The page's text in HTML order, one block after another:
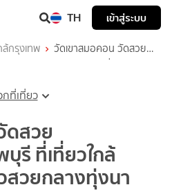
TH เข้าสู่ระบบ
ล้กรุงเทพ
วัดเขาสมอคอน วัดสวย
งเทพ จุดชมวิวสวยกลางทุ่งนา
กที่เที่ยว
ดสวย
รี ที่เที่ยวใกล้
สวยกลางทุ่งนา